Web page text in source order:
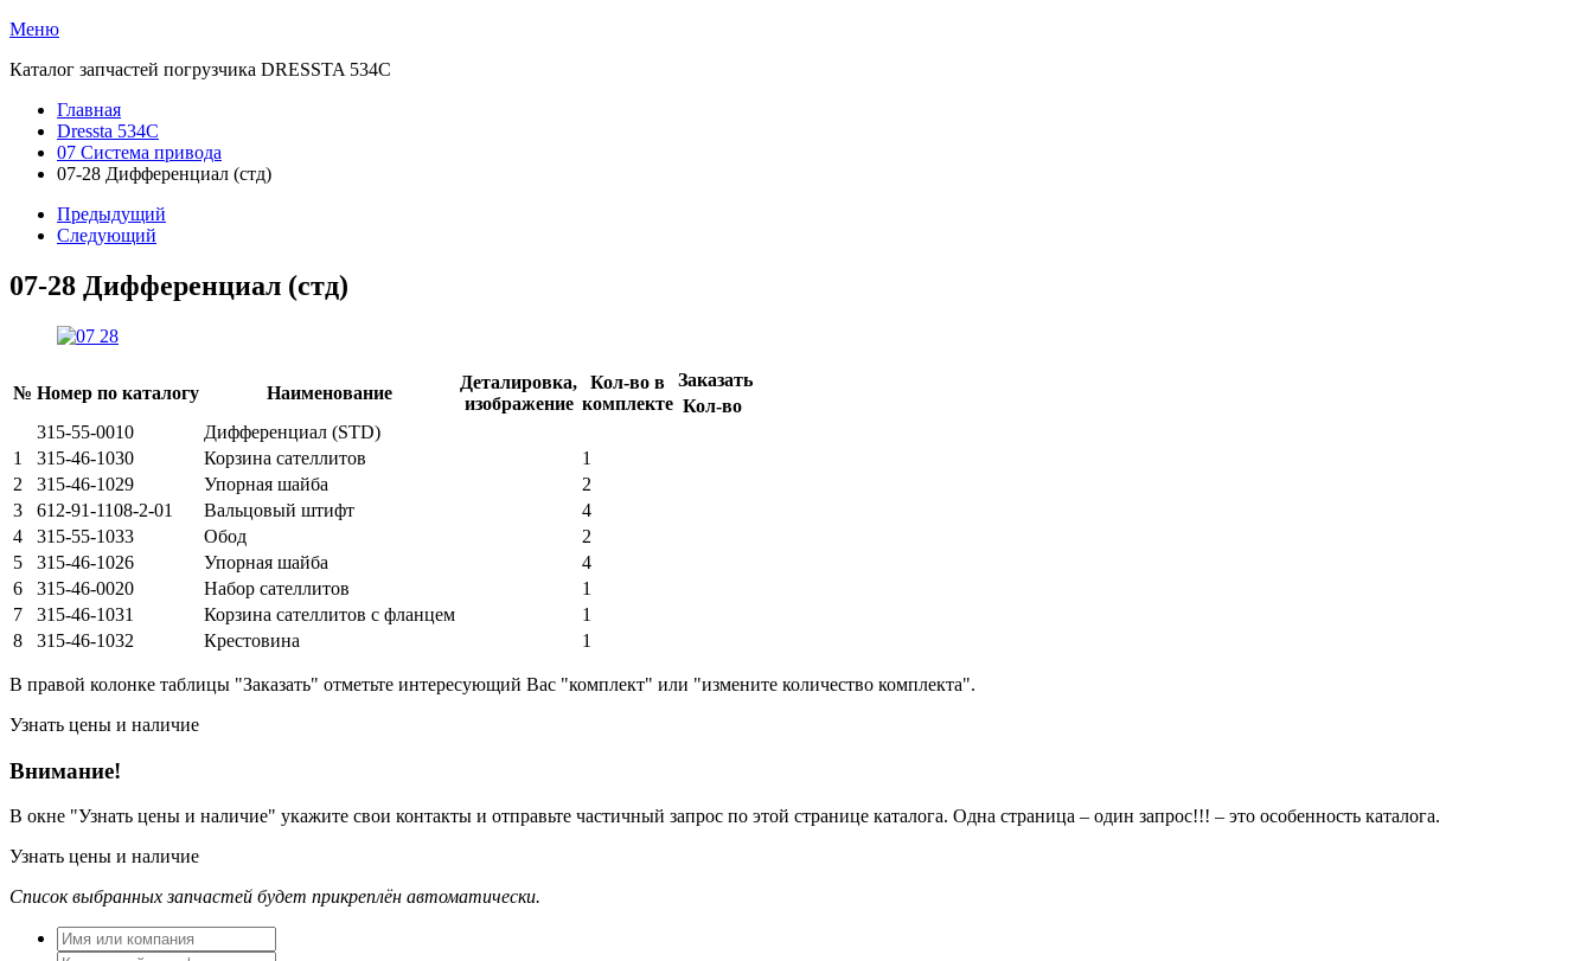
Меню
Каталог запчастей погрузчика DRESSTA 534C
Главная
Dressta 534C
07 Система привода
07-28 Дифференциал (стд)
Предыдущий
Следующий
07-28 Дифференциал (стд)
№ Номер по каталогу Наименование
Деталировка,
изображение
Кол-во в
комплекте
Заказать
Кол-во
315-55-0010
Дифференциал (STD)
1
315-46-1030 Корзина сателлитов
1
2
315-46-1029 Упорная шайба
2
3
612-91-1108-2-01 Вальцовый штифт
4
4
315-55-1033 Обод
2
5
315-46-1026 Упорная шайба
4
6
315-46-0020 Набор сателлитов
1
7
315-46-1031 Корзина сателлитов с фланцем
1
8
315-46-1032 Крестовина 1
В правой колонке таблицы "Заказать" отметьте интересующий Вас "комплект" или "измените количество комплекта".
Узнать цены и наличие
Внимание!
В окне "Узнать цены и наличие" укажите свои контакты и отправьте частичный запрос по этой странице каталога. Одна страница – один запрос!!! – это особенность каталога.
Узнать цены и наличие
Список выбранных запчастей будет прикреплён автоматически.